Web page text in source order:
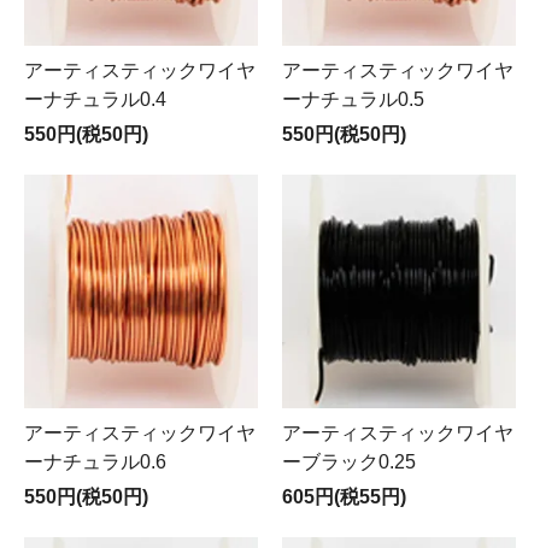
アーティスティックワイヤ
ーナチュラル0.4
550円(税50円)
アーティスティックワイヤ
ーナチュラル0.5
550円(税50円)
アーティスティックワイヤ
ーナチュラル0.6
550円(税50円)
アーティスティックワイヤ
ーブラック0.25
605円(税55円)